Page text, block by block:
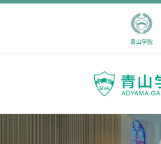
青山学院